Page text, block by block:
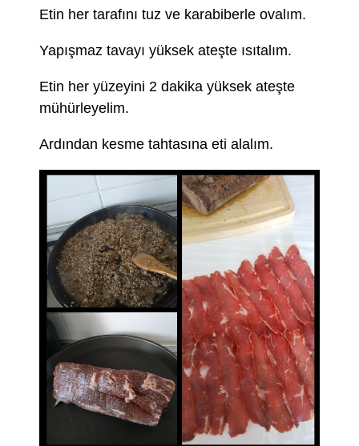
Etin her tarafını tuz ve karabiberle ovalım.
Yapışmaz tavayı yüksek ateşte ısıtalım.
Etin her yüzeyini 2 dakika yüksek ateşte
mühürleyelim.
Ardından kesme tahtasına eti alalım.